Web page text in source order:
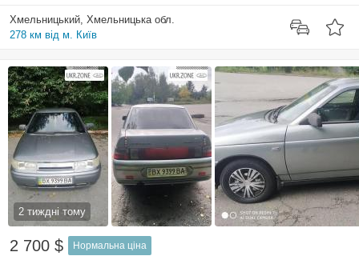
Хмельницький, Хмельницька обл.
278 км від м. Київ
2 тиждні тому
2 700 $ Нормальна ціна